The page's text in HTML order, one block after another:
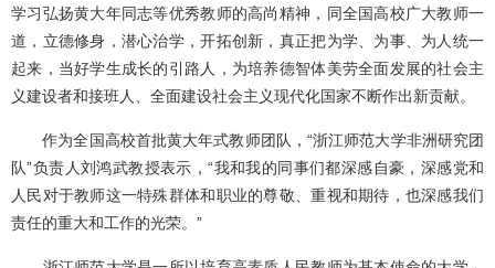
学习弘扬黄大年同志等优秀教师的高尚精神，同全国高校广大教师一
道，立德修身，潜心治学，开拓创新，真正把为学、为事、为人统一
起来，当好学生成长的引路人，为培养德智体美劳全面发展的社会主
义建设者和接班人、全面建设社会主义现代化国家不断作出新贡献。
作为全国高校首批黄大年式教师团队，“浙江师范大学非洲研究团
队”负责人刘鸿武教授表示，“我和我的同事们都深感自豪，深感党和
人民对于教师这一特殊群体和职业的尊敬、重视和期待，也深感我们
责任的重大和工作的光荣。”